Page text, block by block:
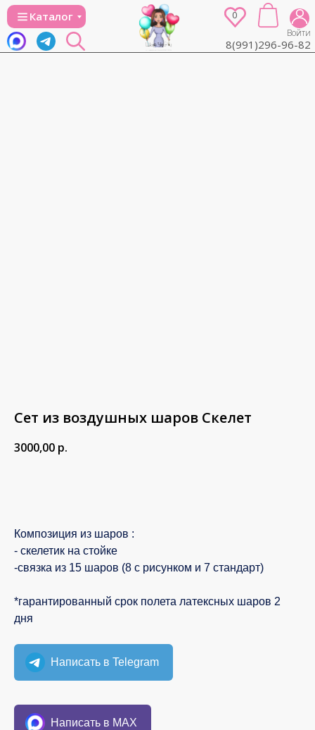
Каталог
Войти
0
8(991)296-96-82
Сет из воздушных шаров Скелет
3000,00 р.
Композиция из шаров :
- скелетик на стойке
-связка из 15 шаров (8 с рисунком и 7 стандарт)
*гарантированный срок полета латексных шаров 2
дня
Написать в Telegram
Написать в MAX